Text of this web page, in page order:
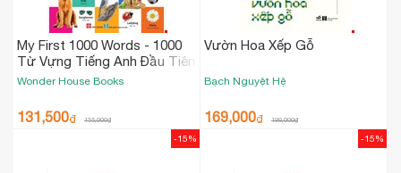
My First 1000 Words - 1000
Từ Vựng Tiếng Anh Đầu Tiên
Cho Trẻ
Wonder House Books
131,500₫ 155,000₫
Vườn Hoa Xếp Gỗ
Bạch Nguyệt Hệ
169,000₫ 199,000₫
-15% -15%